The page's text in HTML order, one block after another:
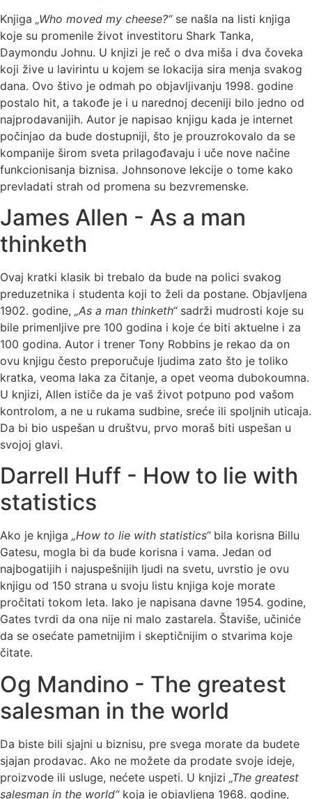
Knjiga „Who moved my cheese?“se našla na listi knjiga
koje su promenile život investitoru Shark Tanka,
Daymondu Johnu. U knjizi je reč o dva miša i dva čoveka
koji žive u lavirintu u kojem se lokacija sira menja svakog
dana. Ovo štivo je odmah po objavljivanju 1998. godine
postalo hit, a takođe je i u narednoj deceniji bilo jedno od
najprodavanijih. Autor je napisao knjigu kada je internet
počinjao da bude dostupniji, što je prouzrokovalo da se
kompanije širom sveta prilagođavaju i uče nove načine
funkcionisanja biznisa. Johnsonove lekcije o tome kako
prevladati strah od promena su bezvremenske.
James Allen - As a man
thinketh
Ovaj kratki klasik bi trebalo da bude na polici svakog
preduzetnika i studenta koji to želi da postane. Objavljena
1902. godine, „As a man thinketh“sadrži mudrosti koje su
bile primenljive pre 100 godina i koje će biti aktuelne i za
100 godina. Autor i trener Tony Robbins je rekao da on
ovu knjigu često preporučuje ljudima zato što je toliko
kratka, veoma laka za čitanje, a opet veoma dubokoumna.
U knjizi, Allen ističe da je vaš život potpuno pod vašom
kontrolom, a ne u rukama sudbine, sreće ili spoljnih uticaja.
Da bi bio uspešan u društvu, prvo moraš biti uspešan u
svojoj glavi.
Darrell Huff - How to lie with
statistics
Ako je knjiga „How to lie with statistics“bila korisna Billu
Gatesu, mogla bi da bude korisna i vama. Jedan od
najbogatijih i najuspešnijih ljudi na svetu, uvrstio je ovu
knjigu od 150 strana u svoju listu knjiga koje morate
pročitati tokom leta. Iako je napisana davne 1954. godine,
Gates tvrdi da ona nije ni malo zastarela. Štaviše, učiniće
da se osećate pametnijim i skeptičnijim o stvarima koje
čitate.
Og Mandino - The greatest
salesman in the world
Da biste bili sjajni u biznisu, pre svega morate da budete
sjajan prodavac. Ako ne možete da prodate svoje ideje,
proizvode ili usluge, nećete uspeti. U knjizi „The greatest
salesman in the world“koja je objavljena 1968. godine,